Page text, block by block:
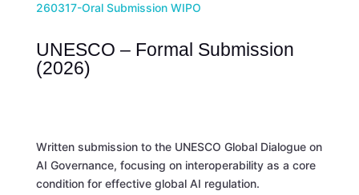
260317-Oral Submission WIPO
UNESCO – Formal Submission
(2026)
Written submission to the UNESCO Global Dialogue on
AI Governance, focusing on interoperability as a core
condition for effective global AI regulation.